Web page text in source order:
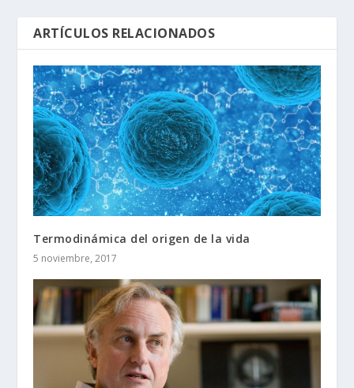
ARTÍCULOS RELACIONADOS
Termodinámica del origen de la vida
5 noviembre, 2017